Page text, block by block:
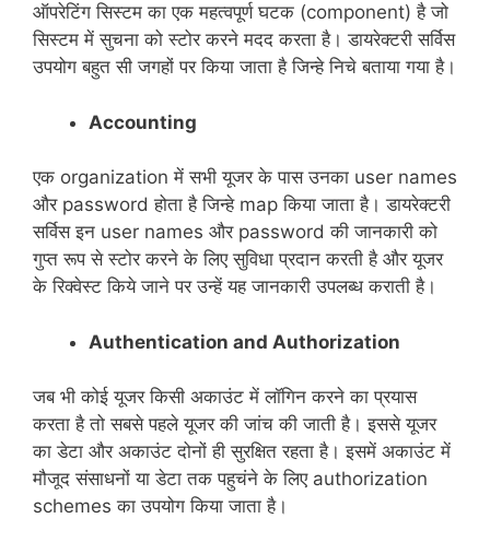
ऑपरेटिंग सिस्टम का एक महत्वपूर्ण घटक (component) है जो
सिस्टम में सुचना को स्टोर करने मदद करता है। डायरेक्टरी सर्विस
उपयोग बहुत सी जगहों पर किया जाता है जिन्हे निचे बताया गया है।
Accounting
एक organization में सभी यूजर के पास उनका user names
और password होता है जिन्हे map किया जाता है। डायरेक्टरी
सर्विस इन user names और password की जानकारी को
गुप्त रूप से स्टोर करने के लिए सुविधा प्रदान करती है और यूजर
के रिक्वेस्ट किये जाने पर उन्हें यह जानकारी उपलब्ध कराती है।
Authentication and Authorization
जब भी कोई यूजर किसी अकाउंट में लॉगिन करने का प्रयास
करता है तो सबसे पहले यूजर की जांच की जाती है। इससे यूजर
का डेटा और अकाउंट दोनों ही सुरक्षित रहता है। इसमें अकाउंट में
मौजूद संसाधनों या डेटा तक पहुचंने के लिए authorization
schemes का उपयोग किया जाता है।